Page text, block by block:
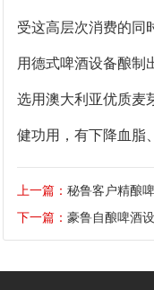
受这高层次消费的同
用德式啤酒设备酿制
选用澳大利亚优质麦
健功用，有下降血脂
上一篇： 秘鲁客户精酿
下一篇： 豪鲁自酿啤酒